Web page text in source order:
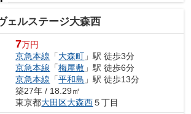
ェルステージ大森西
7万円
京急本線 「大森町 」駅 徒歩3分
京急本線 「梅屋敷 」駅 徒歩6分
京急本線 「平和島 」駅 徒歩13分
築27年 / 18.29㎡
東京都大田区大森西５丁目